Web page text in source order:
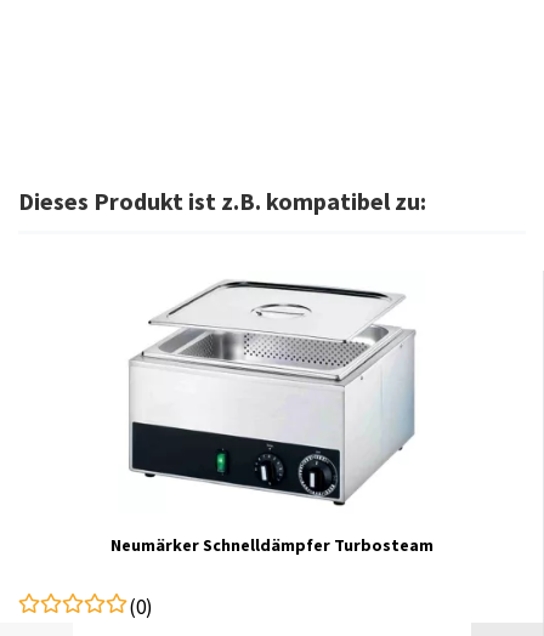
Dieses Produkt ist z.B. kompatibel zu:
Neumärker Schnelldämpfer Turbosteam
(0)